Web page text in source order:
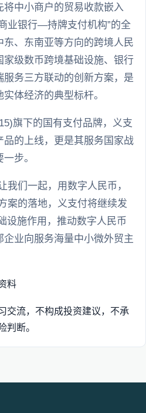
将中小商户的贸易收款嵌入
业银行—持牌支付机构”的全
、东南亚等方向的跨境人民
家级数币跨境基础设施、银行
务三方联动的创新方案，是
体经济的典型标杆。
旗下的国有支付品牌，义支
的上线，更是其服务国家战
步。
我们一起，用数字人民币，
案的落地，义支付将继续发
设施作用，推动数字人民币
业向服务海量中小微外贸主
料
交流，不构成投资建议，不承
判断。